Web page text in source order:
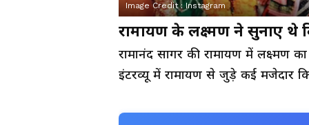
Image Credit :Instagram
रामायण के लक्ष्मण ने सुनाए थे
रामानंद सागर की रामायण में लक्ष्मण
इंटरव्यू में रामायण से जुड़े कई मजेदार